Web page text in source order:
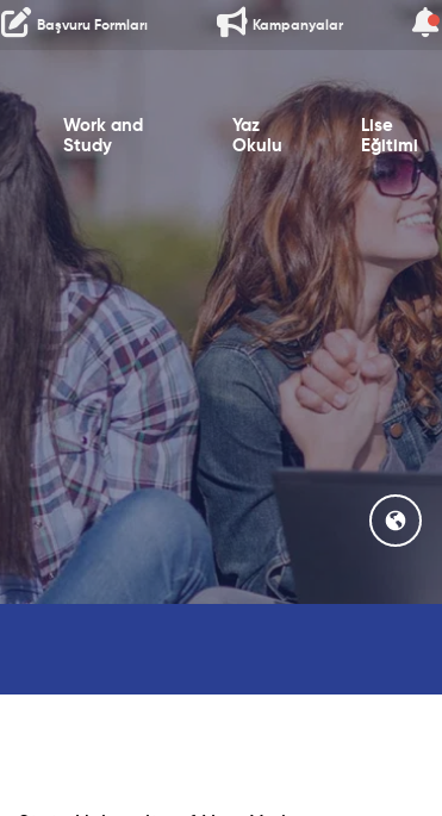
Kampanyalar
Başvuru Formları
Work and
Study
Yaz
Okulu
Lise
Eğitimi